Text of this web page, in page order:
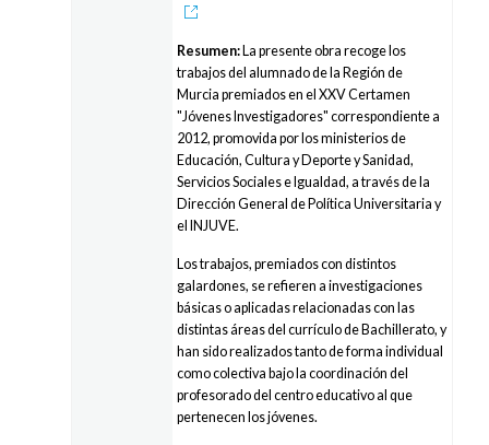
Resumen:La presente obra recoge los
trabajos del alumnado de la Región de
Murcia premiados en el XXV Certamen
"Jóvenes Investigadores" correspondiente a
2012, promovida por los ministerios de
Educación, Cultura y Deporte y Sanidad,
Servicios Sociales e Igualdad, a través de la
Dirección General de Política Universitaria y
eI INJUVE.
Los trabajos, premiados con distintos
galardones, se refieren a investigaciones
básicas o aplicadas relacionadas con las
distintas áreas del currículo de Bachillerato, y
han sido realizados tanto de forma individual
como colectiva bajo la coordinación del
profesorado del centro educativo al que
pertenecen los jóvenes.